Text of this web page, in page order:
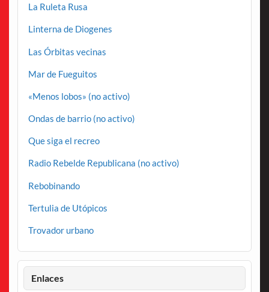
La Ruleta Rusa
Linterna de Diogenes
Las Órbitas vecinas
Mar de Fueguitos
«Menos lobos» (no activo)
Ondas de barrio (no activo)
Que siga el recreo
Radio Rebelde Republicana (no activo)
Rebobinando
Tertulia de Utópicos
Trovador urbano
Enlaces